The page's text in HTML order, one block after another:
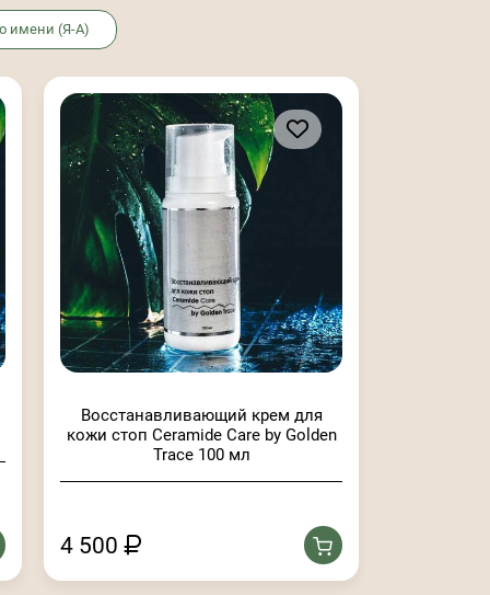
имени (Я-А)
Восстанавливающий крем для
кожи стоп Ceramide Care by Golden
Trace 100 мл
4 500